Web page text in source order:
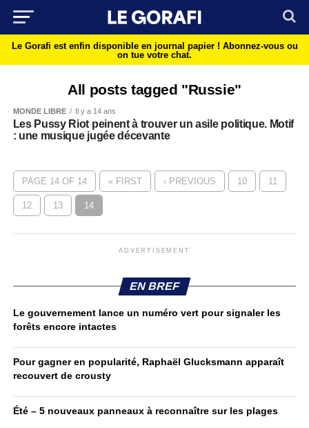
Le Gorafi est enfin disponible en journal papier ! Abonnez-vous ou
on tue votre chat.
All posts tagged "Russie"
MONDE LIBRE Il y a 14 ans
Les Pussy Riot peinent à trouver un asile politique. Motif
: une musique jugée décevante
PAGE 14 OF 14 « FIRST ‹ PREVIOUS 10 11
12 13 14
ADVERTISEMENT
EN BREF
Le gouvernement lance un numéro vert pour signaler les
forêts encore intactes
Pour gagner en popularité, Raphaël Glucksmann apparaît
recouvert de crousty
Été – 5 nouveaux panneaux à reconnaître sur les plages